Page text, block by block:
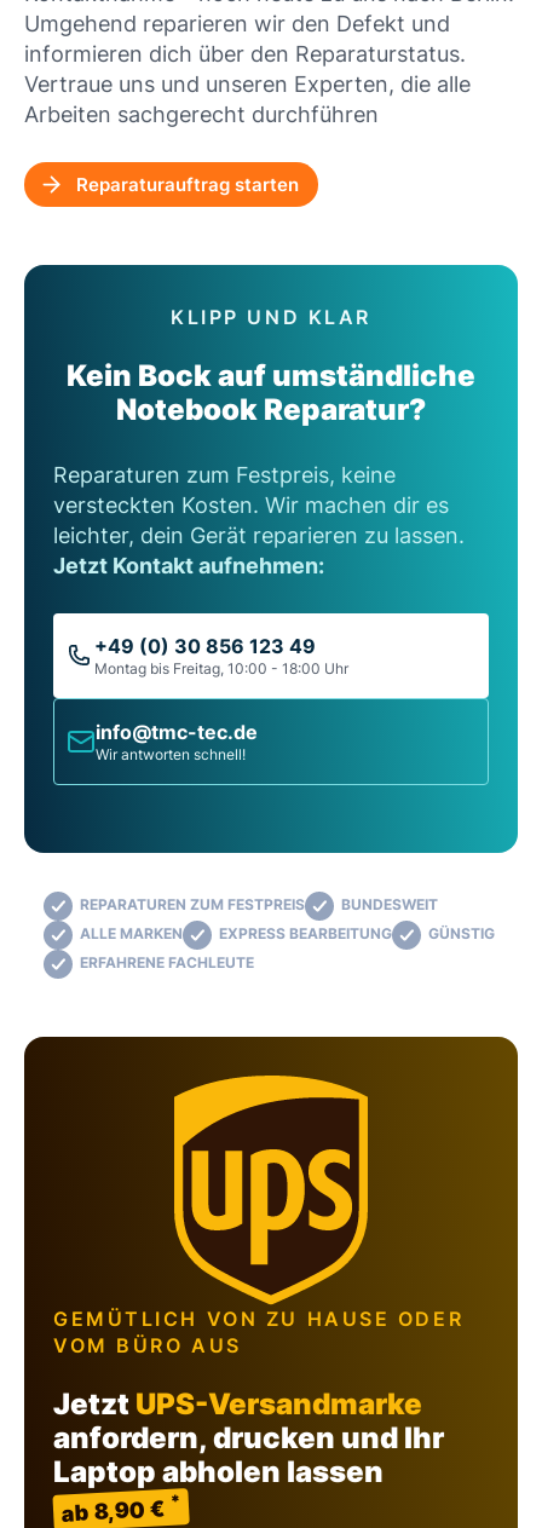
Umgehend reparieren wir den Defekt und
informieren dich über den Reparaturstatus.
Vertraue uns und unseren Experten, die alle
Arbeiten sachgerecht durchführen
Reparaturauftrag starten
KLIPP UND KLAR
Kein Bock auf umständliche
Notebook Reparatur?
Reparaturen zum Festpreis, keine
versteckten Kosten. Wir machen dir es
leichter, dein Gerät reparieren zu lassen.
Jetzt Kontakt aufnehmen:
+49 (0) 30 856 123 49
Montag bis Freitag, 10:00 - 18:00 Uhr
info@tmc-tec.de
Wir antworten schnell!
REPARATUREN ZUM FESTPREIS
BUNDESWEIT
ALLE MARKEN
EXPRESS BEARBEITUNG
GÜNSTIG
ERFAHRENE FACHLEUTE
GEMÜTLICH VON ZU HAUSE ODER
VOM BÜRO AUS
Jetzt UPS-Versandmarke
anfordern, drucken und Ihr
Laptop abholen lassen
ab 8,90 € *